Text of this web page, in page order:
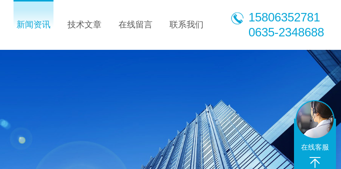
新闻资讯 技术文章 在线留言 联系我们
15806352781
0635-2348688
在线客服